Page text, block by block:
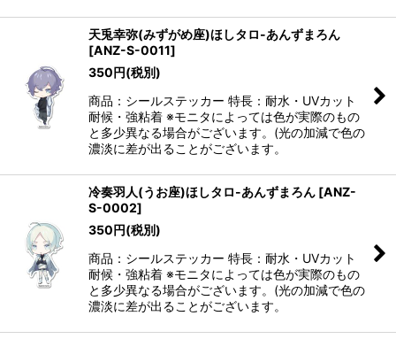
天兎幸弥(みずがめ座)ほしタロ-あんずまろん
[ANZ-S-0011]
350円(税別)
商品：シールステッカー 特長：耐水・UVカット
耐候・強粘着 ※モニタによっては色が実際のもの
と多少異なる場合がございます。(光の加減で色の
濃淡に差が出ることがございます。
冷奏羽人(うお座)ほしタロ-あんずまろん [ANZ-
S-0002]
350円(税別)
商品：シールステッカー 特長：耐水・UVカット
耐候・強粘着 ※モニタによっては色が実際のもの
と多少異なる場合がございます。(光の加減で色の
濃淡に差が出ることがございます。